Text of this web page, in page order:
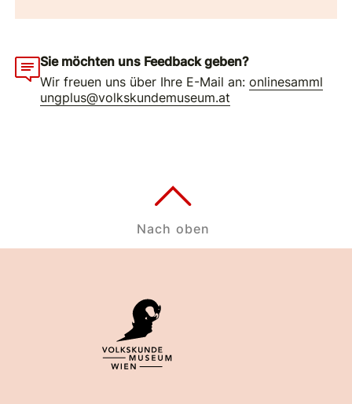
Sie möchten uns Feedback geben?
Wir freuen uns über Ihre E-Mail an:onlinesamml
ungplus@volkskundemuseum.at
Nach oben